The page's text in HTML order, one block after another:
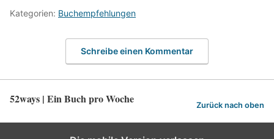
Kategorien: Buchempfehlungen
Schreibe einen Kommentar
52ways | Ein Buch pro Woche Zurück nach oben